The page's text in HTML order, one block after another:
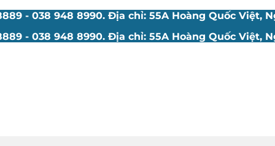
- 038 948 8990. Địa chỉ: 55A Hoàng Quốc Việt,
- 038 948 8990. Địa chỉ: 55A Hoàng Quốc Việt,